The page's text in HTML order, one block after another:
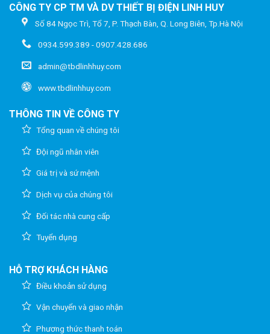
CÔNG TY CP TM VÀ DV THIẾT BỊ ĐIỆN LINH HUY
Số 84 Ngọc Trì, Tổ 7, P. Thạch Bàn, Q. Long Biên, Tp.Hà Nội
0934.599.389 - 0907.428.686
admin@tbdlinhhuy.com
www.tbdlinhhuy.com
THÔNG TIN VỀ CÔNG TY
Tổng quan về chúng tôi
Đội ngũ nhân viên
Giá trị và sứ mệnh
Dịch vụ của chúng tôi
Đối tác nhà cung cấp
Tuyển dụng
HỖ TRỢ KHÁCH HÀNG
Điều khoản sử dụng
Vận chuyển và giao nhận
Phương thức thanh toán